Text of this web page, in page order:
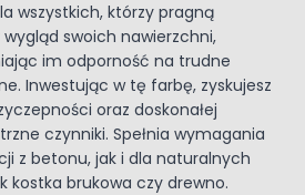
wszystkich, którzy pragną
swoich nawierzchni,
im odporność na trudne
Inwestując w tę farbę, zyskujesz
oraz doskonałej
czynniki. Spełnia wymagania
z betonu, jak i dla naturalnych
kostka brukowa czy drewno.